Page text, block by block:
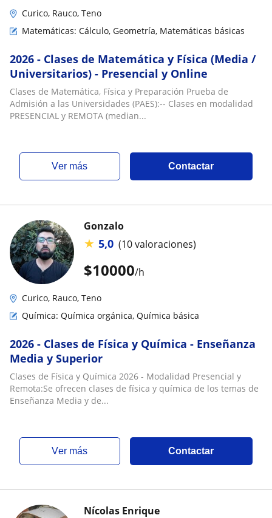
Curico, Rauco, Teno
Matemáticas: Cálculo, Geometría, Matemáticas básicas
2026 - Clases de Matemática y Física (Media /
Universitarios) - Presencial y Online
Clases de Matemática, Física y Preparación Prueba de
Admisión a las Universidades (PAES):-- Clases en modalidad
PRESENCIAL y REMOTA (median...
ver más Contactar
$10000/h
Gonzalo
★ 5,0 (10 valoraciones)
Curico, Rauco, Teno
Química: Química orgánica, Química básica
2026 - Clases de Física y Química - Enseñanza
Media y Superior
Clases de Física y Química 2026 - Modalidad Presencial y
Remota:Se ofrecen clases de física y química de los temas de
Enseñanza Media y de...
ver más Contactar
Nícolas Enrique